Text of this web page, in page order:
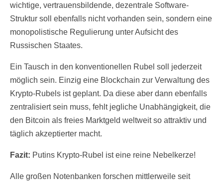
wichtige, vertrauensbildende, dezentrale Software-
Struktur soll ebenfalls nicht vorhanden sein, sondern eine
monopolistische Regulierung unter Aufsicht des
Russischen Staates.
Ein Tausch in den konventionellen Rubel soll jederzeit
möglich sein. Einzig eine Blockchain zur Verwaltung des
Krypto-Rubels ist geplant. Da diese aber dann ebenfalls
zentralisiert sein muss, fehlt jegliche Unabhängigkeit, die
den Bitcoin als freies Marktgeld weltweit so attraktiv und
täglich akzeptierter macht.
Fazit: Putins Krypto-Rubel ist eine reine Nebelkerze!
Alle großen Notenbanken forschen mittlerweile seit